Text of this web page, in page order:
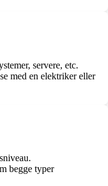
servere, etc.
med en elektriker eller
begge typer